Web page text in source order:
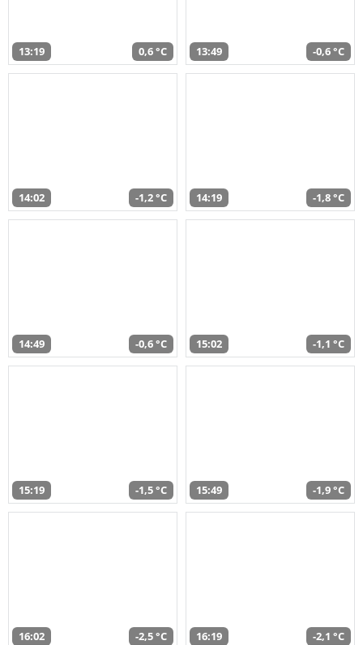
13:19 0,6 °C 13:49 -0,6 °C
14:02 -1,2 °C 14:19 -1,8 °C
14:49 -0,6 °C 15:02 -1,1 °C
15:19 -1,5 °C 15:49 -1,9 °C
16:02 -2,5 °C 16:19 -2,1 °C